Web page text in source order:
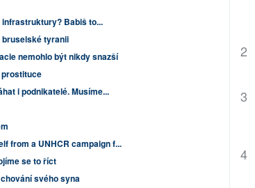
Babiš to...
tyranii
nemohlo být nikdy snazší
i podnikatelé. Musíme...
from a UNHCR campaign f...
se to říct
svého syna